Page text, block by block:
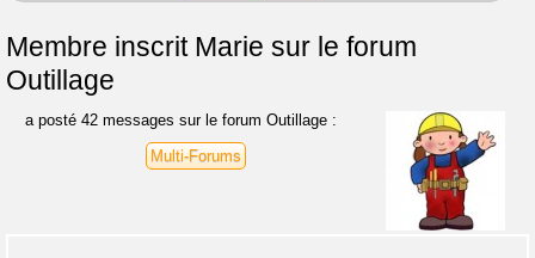
Membre inscritMarie sur le forum
Outillage
a posté 42 messages sur le forum Outillage :
Multi-Forums